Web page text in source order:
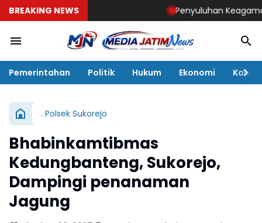
BREAKING NEWS Penyuluhan Keagamaan
Pemerintahan Politik Hukum Ekonomi Kabar
. Polsek Sukorejo
Bhabinkamtibmas
Kedungbanteng, Sukorejo,
Dampingi penanaman
Jagung